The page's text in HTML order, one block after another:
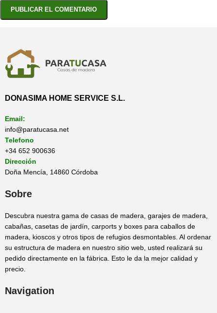
DONASIMA HOME SERVICE S.L.
Email:
info@paratucasa.net
Telefono
+34 652 900636
Dirección
Doña Mencía, 14860 Córdoba
Sobre
Descubra nuestra gama de casas de madera, garajes de madera,
cabañas, casetas de jardín, carports y boxes para caballos de
madera, kioscos y otros tipos de refugios desmontables. Al ordenar
su estructura de madera en nuestro sitio web, usted realizará su
pedido directamente en la fábrica. Esto le da la mejor calidad y
precio.
Navigation